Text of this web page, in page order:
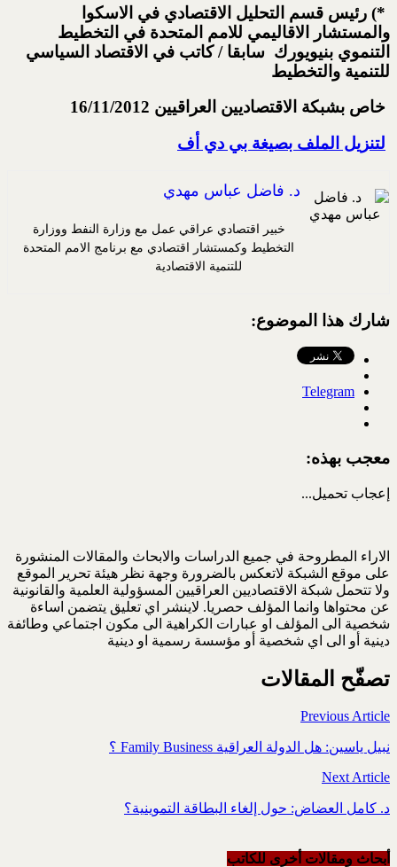
*) رئيس قسم التحليل الاقتصادي في الاسكوا
والمستشار الاقاليمي للامم المتحدة في التخطيط
التنموي بنيويورك سابقا / كاتب في الاقتصاد السياسي
للتنمية والتخطيط
خاص بشبكة الاقتصاديين العراقيين 16/11/2012
لتنزيل الملف بصيغة بي دي أف
د. فاضل عباس مهدي
خبير اقتصادي عراقي عمل مع وزارة النفط ووزارة
التخطيط وكمستشار اقتصادي مع برنامج الامم المتحدة
للتنمية الاقتصادية
شارك هذا الموضوع:
Telegram
معجب بهذه:
إعجاب تحميل...
الاراء المطروحة في جميع الدراسات والابحاث والمقالات المنشورة
على موقع الشبكة لاتعكس بالضرورة وجهة نظر هيئة تحرير الموقع
ولا تتحمل شبكة الاقتصاديين العراقيين المسؤولية العلمية والقانونية
عن محتواها وانما المؤلف حصريا. لاينشر اي تعليق يتضمن اساءة
شخصية الى المؤلف او عبارات الكراهية الى مكون اجتماعي وطائفة
دينية أو الى اي شخصية أو مؤسسة رسمية او دينية
تصفّح المقالات
Previous Article
نبيل ياسين: هل الدولة العراقية Family Business ؟
Next Article
د. كامل العضاض: حول إلغاء البطاقة التموينية؟
أبحاث ومقالات أخرى للکاتب